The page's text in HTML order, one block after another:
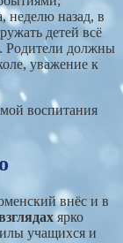
неделю назад, в
детей всё
Родители должны
уважение к
воспитания
внёс и в
ярко
учащихся и